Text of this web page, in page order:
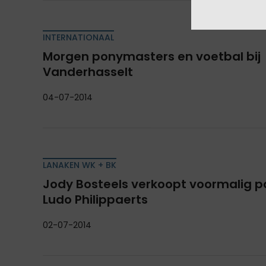
INTERNATIONAAL
Morgen ponymasters en voetbal bij
Vanderhasselt
04-07-2014
LANAKEN WK + BK
Jody Bosteels verkoopt voormalig
Ludo Philippaerts
02-07-2014